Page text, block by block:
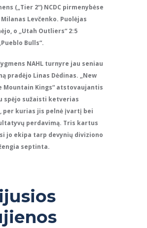
(„Tier 2“) NCDC pirmenybėse
Levčenko. Puolėjas
o „Utah Outliers“ 2:5
Bulls“.
NAHL turnyre jau seniau
pradėjo Linas Dėdinas. „New
Mountain Kings“ atstovaujantis
spėjo sužaisti ketverias
per kurias jis pelnė įvartį bei
perdavimą. Tris kartus
jo ekipa tarp devynių diviziono
septinta.